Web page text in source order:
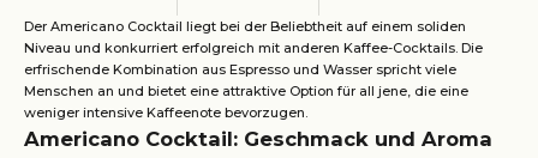
Der Americano Cocktail liegt bei der Beliebtheit auf einem soliden
Niveau und konkurriert erfolgreich mit anderen Kaffee-Cocktails. Die
erfrischende Kombination aus Espresso und Wasser spricht viele
Menschen an und bietet eine attraktive Option für all jene, die eine
weniger intensive Kaffeenote bevorzugen.
Americano Cocktail: Geschmack und Aroma